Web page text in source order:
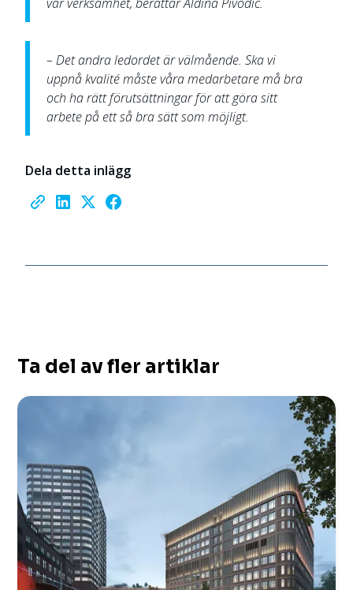
vår verksamhet, berättar Aldina Pivodic.
– Det andra ledordet är välmående. Ska vi
uppnå kvalité måste våra medarbetare må bra
och ha rätt förutsättningar för att göra sitt
arbete på ett så bra sätt som möjligt.
Dela detta inlägg
Ta del av fler artiklar